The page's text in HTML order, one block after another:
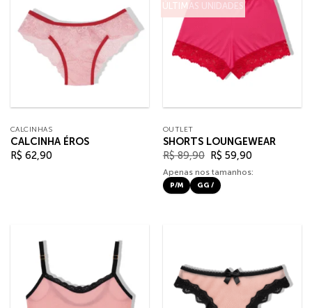
CALCINHAS
CALCINHA ÉROS
R$ 62,90
ÚLTIMAS UNIDADES
OUTLET
SHORTS LOUNGEWEAR
R$89,90 O
preço
original
era:
R$ 89,90.
R$ 59,90O
atual
Apenas nos tamanhos:
P/M GG /